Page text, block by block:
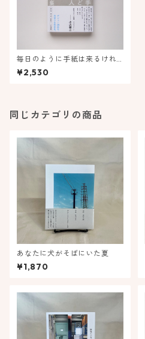
毎日のように手紙は来るけれ
どあなた以外の人からであ
る 枡野浩一全短歌集
¥2,530
同じカテゴリの商品
あなたに犬がそばにいた夏
¥1,870